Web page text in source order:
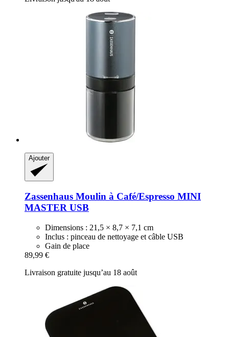
Ajouter
Zassenhaus Moulin à Café/Espresso MINI
MASTER USB
Dimensions : 21,5 × 8,7 × 7,1 cm
Inclus : pinceau de nettoyage et câble USB
Gain de place
89,99 €
Livraison gratuite jusqu’au 18 août